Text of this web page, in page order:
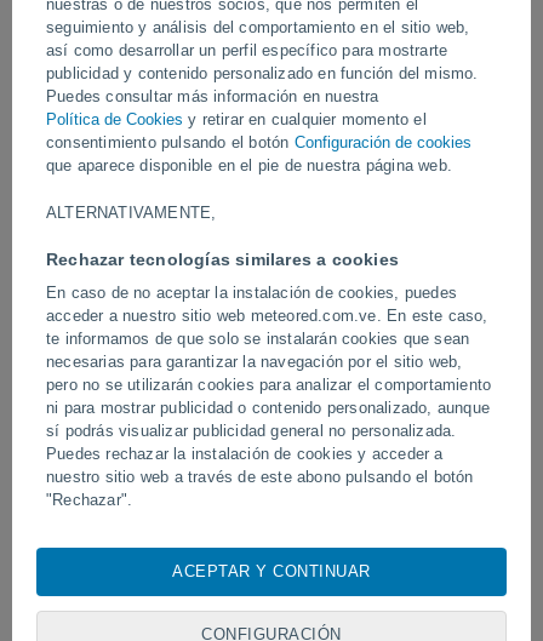
nuestras o de nuestros socios, que nos permiten el
seguimiento y análisis del comportamiento en el sitio web,
así como desarrollar un perfil específico para mostrarte
publicidad y contenido personalizado en función del mismo.
Puedes consultar más información en nuestra
Política de Cookies y retirar en cualquier momento el
consentimiento pulsando el botón Configuración de cookies
que aparece disponible en el pie de nuestra página web.
ALTERNATIVAMENTE,
Rechazar tecnologías similares a cookies
En caso de no aceptar la instalación de cookies, puedes
acceder a nuestro sitio web meteored.com.ve. En este caso,
te informamos de que solo se instalarán cookies que sean
necesarias para garantizar la navegación por el sitio web,
pero no se utilizarán cookies para analizar el comportamiento
ni para mostrar publicidad o contenido personalizado, aunque
sí podrás visualizar publicidad general no personalizada.
Puedes rechazar la instalación de cookies y acceder a
nuestro sitio web a través de este abono pulsando el botón
"Rechazar".
cookies, identificadores únicos o tecnologías similares para
visita en este sitio web, las direcciones IP y los
identificadores de cookies. Es posible que algunos
ACEPTAR Y CONTINUAR
CONFIGURACIÓN
Debido a su cuello, las jirafas intentan encontrar vegetación más
densa y alta para evitar convertirse en un pararrayos por ser las
más altas de la zona.
Vídeos
Erupción y actividad intensa en el
volcán de Fuego, Guatemala.
Devastadora inundación
Chitral, Pakistán.
Síguenos